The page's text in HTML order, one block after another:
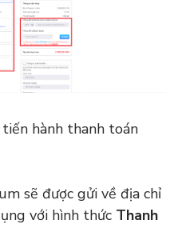
tiến hành thanh toán
sẽ được gửi về địa chỉ
với hình thức Thanh